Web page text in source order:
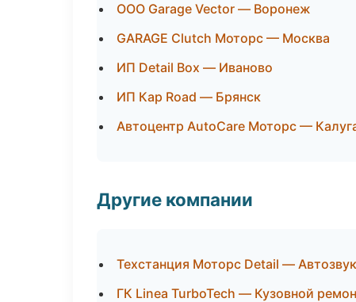
ООО Garage Vector — Воронеж
GARAGE Clutch Моторс — Москва
ИП Detail Box — Иваново
ИП Кар Road — Брянск
Автоцентр AutoCare Моторс —
Другие компании
Техстанция Моторс Detail —
ГК Linea TurboTech — Кузовной